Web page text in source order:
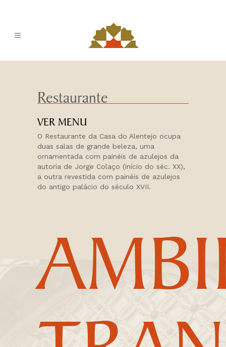
Restaurante
VER MENU
O Restaurante da Casa do Alentejo ocupa
duas salas de grande beleza, uma
ornamentada com painéis de azulejos da
autoria de Jorge Colaço (início do séc. XX),
a outra revestida com painéis de azulejos
do antigo palácio do século XVII.